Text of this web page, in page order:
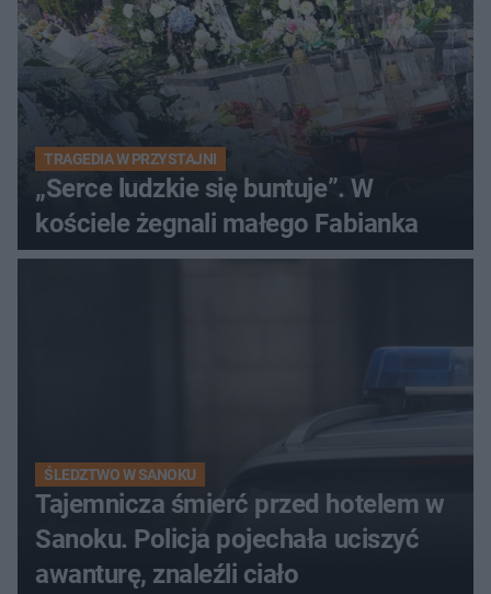
TRAGEDIA W PRZYSTAJNI
„Serce ludzkie się buntuje”. W
kościele żegnali małego Fabianka
ŚLEDZTWO W SANOKU
Tajemnicza śmierć przed hotelem w
Sanoku. Policja pojechała uciszyć
awanturę, znaleźli ciało